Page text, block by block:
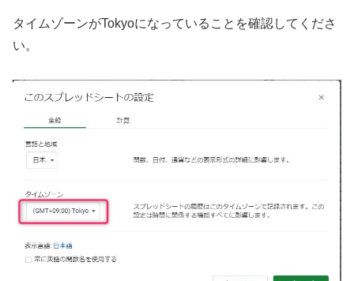
タイムゾーンがTokyoになっていることを確認してくださ
い。